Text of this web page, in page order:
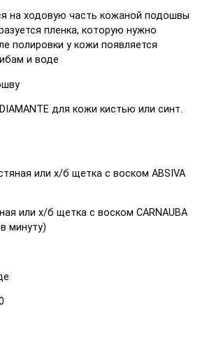
на ходовую часть кожаной подошвы
пленка, которую нужно
полировки у кожи появляется
и воде
для кожи кистью или синт.
или х/б щетка с воском ABSIVA
или х/б щетка с воском CARNAUBA
минуту)